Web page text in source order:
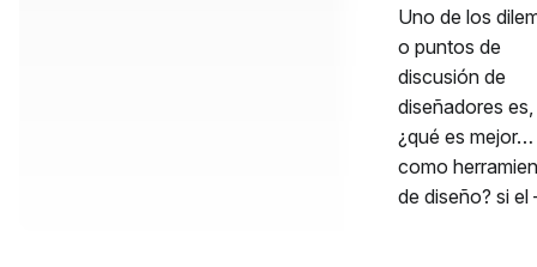
Uno de los
o puntos de
discusión de
diseñadores es,
¿qué es mejor…
como
de diseño? si